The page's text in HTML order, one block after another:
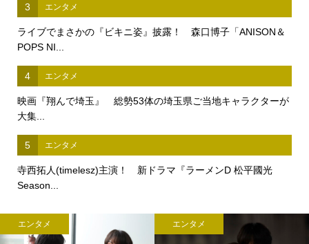
3 エンタメ
ライブでまさかの『ビキニ姿』披露！ 森口博子「ANISON＆
POPS NI...
4 エンタメ
映画『翔んで埼玉』 総勢53体の埼玉県ご当地キャラクターが
大集...
5 エンタメ
寺西拓人(timelesz)主演！ 新ドラマ『ラーメンD 松平國光
Season...
エンタメ エンタメ